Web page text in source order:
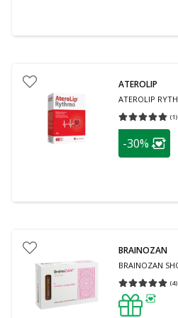
ATEROLIP
ATEROLIP
(1)
Vidutinis
patarimas
-30%
BRAINOZAN
BRAINOZAN
(4)
Vidutinis
patarimas